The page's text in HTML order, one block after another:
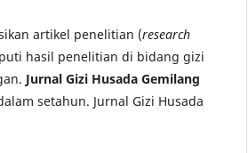
artikel penelitian (research
hasil penelitian di bidang gizi
Jurnal Gizi Husada Gemilang
setahun. Jurnal Gizi Husada